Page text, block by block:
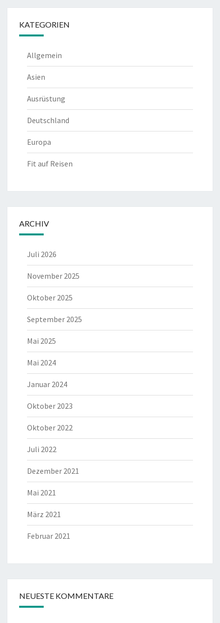
KATEGORIEN
Allgemein
Asien
Ausrüstung
Deutschland
Europa
Fit auf Reisen
ARCHIV
Juli 2026
November 2025
Oktober 2025
September 2025
Mai 2025
Mai 2024
Januar 2024
Oktober 2023
Oktober 2022
Juli 2022
Dezember 2021
Mai 2021
März 2021
Februar 2021
NEUESTE KOMMENTARE